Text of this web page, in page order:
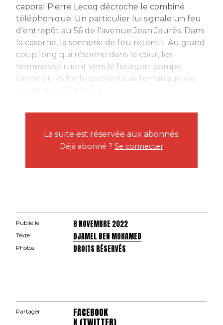
caporal Pierre Lecoq décroche le combiné
téléphonique. Un particulier lui signale un feu
d’entrepôt au 56 de l’avenue Jean Jaurès. Dans
la caserne, la sonnerie de feu retentit. Au grand
coup long qui résonne dans la cour, les
hommes se ruent vers le fourgon-pompe
tonne et l’échelle pivotante automatique qui
La suite est réservée aux abonnés.
Déjà abonné ? Se connecter
Publié le 8 NOVEMBRE 2022
Texte DJAMEL BEN MOHAMED
Photos DROITS RÉSERVÉS
Partager FACEBOOK